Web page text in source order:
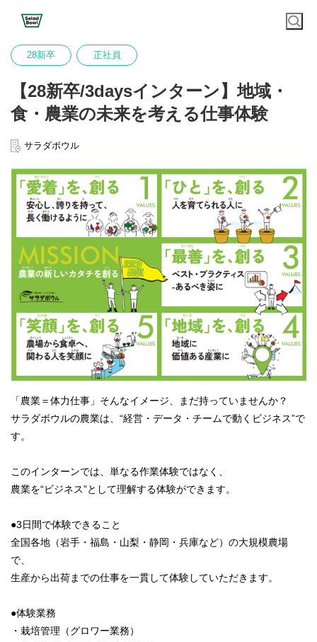
28新卒 正社員
【28新卒/3daysインターン】地域・
食・農業の未来を考える仕事体験
サラダボウル
「農業＝体力仕事」そんなイメージ、まだ持っていませんか？
サラダボウルの農業は、“経営・データ・チームで動くビジネス”で
す。
このインターンでは、単なる作業体験ではなく、
農業を“ビジネス”として理解する体験ができます。
●3日間で体験できること
全国各地（岩手・福島・山梨・静岡・兵庫など）の大規模農場
で、
生産から出荷までの仕事を一貫して体験していただきます。
●体験業務
・栽培管理（グロワー業務）